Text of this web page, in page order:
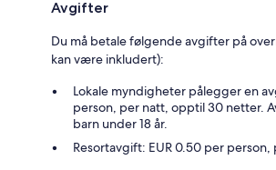
Avgifter
Du må betale følgende avgifter på
kan være inkludert):
Lokale myndigheter pålegger en
person, per natt, opptil 30 netter.
barn under 18 år.
Resortavgift: EUR 0.50 per person,